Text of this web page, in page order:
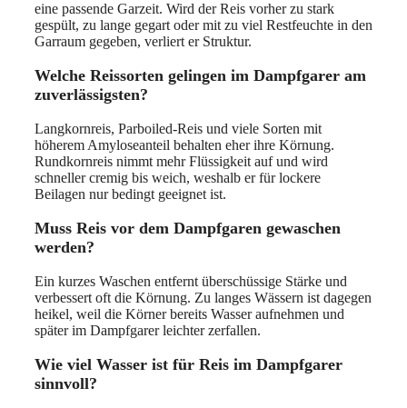
eine passende Garzeit. Wird der Reis vorher zu stark
gespült, zu lange gegart oder mit zu viel Restfeuchte in den
Garraum gegeben, verliert er Struktur.
Welche Reissorten gelingen im Dampfgarer am
zuverlässigsten?
Langkornreis, Parboiled-Reis und viele Sorten mit
höherem Amyloseanteil behalten eher ihre Körnung.
Rundkornreis nimmt mehr Flüssigkeit auf und wird
schneller cremig bis weich, weshalb er für lockere
Beilagen nur bedingt geeignet ist.
Muss Reis vor dem Dampfgaren gewaschen
werden?
Ein kurzes Waschen entfernt überschüssige Stärke und
verbessert oft die Körnung. Zu langes Wässern ist dagegen
heikel, weil die Körner bereits Wasser aufnehmen und
später im Dampfgarer leichter zerfallen.
Wie viel Wasser ist für Reis im Dampfgarer
sinnvoll?